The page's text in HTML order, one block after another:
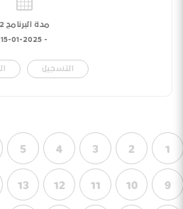
مدة البرنامج 2
-
15-01-2025
التسجيل
1
2
3
4
5
9
10
11
12
13